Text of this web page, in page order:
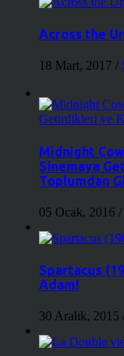
Across the
18 Mart, 2017 /
Midnight
Sinemaya
Toplumdan
05 Ocak, 2016 /
Spartacus
Adam!
30 Aralık, 2015